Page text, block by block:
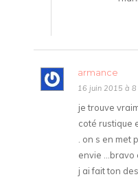
armance
16 juin 2015 à 8
je trouve
coté rustique
. on s en met
envie …bravo
j ai fait ton